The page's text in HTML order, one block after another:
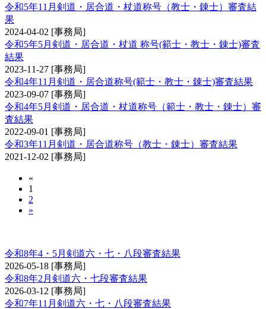
令和5年11月剣道・居合道・杖道称号（教士・錬士）審査結
果
2024-04-02 [事務局]
令和5年5月剣道・居合道・杖道 称号(範士・教士・錬士)審査
結果
2023-11-27 [事務局]
令和4年11月剣道・居合道称号(範士・教士・錬士)審査結果
2023-09-07 [事務局]
令和4年5月剣道・居合道・杖道称号（範士・教士・錬士）審
査結果
2022-09-01 [事務局]
令和3年11月剣道・居合道称号（教士・錬士）審査結果
2021-12-02 [事務局]
«
1
2
»
令和8年4・5月剣道六・七・八段審査結果
2026-05-18 [事務局]
令和8年2月剣道六・七段審査結果
2026-03-12 [事務局]
令和7年11月剣道六・七・八段審査結果